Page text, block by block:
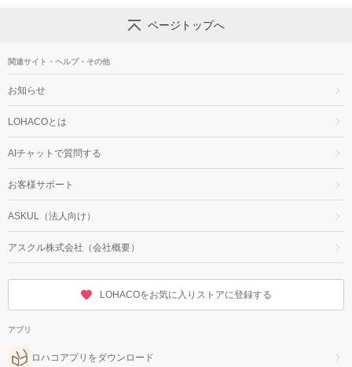
ページトップへ
関連サイト・ヘルプ・その他
お知らせ
LOHACOとは
AIチャットで質問する
お客様サポート
ASKUL（法人向け）
アスクル株式会社（会社概要）
LOHACOをお気に入りストアに登録する
アプリ
ロハコアプリをダウンロード